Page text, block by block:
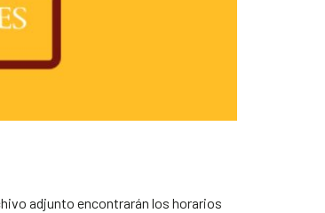
adjunto encontrarán los horarios